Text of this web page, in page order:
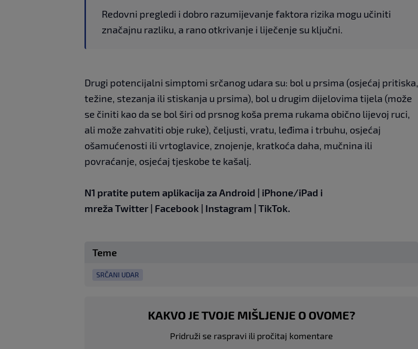
Redovni pregledi i dobro razumijevanje faktora rizika mogu učiniti
značajnu razliku, a rano otkrivanje i liječenje su ključni.
Drugi potencijalni simptomi srčanog udara su: bol u prsima (osjećaj pritiska,
težine, stezanja ili stiskanja u prsima), bol u drugim dijelovima tijela (može
se činiti kao da se bol širi od prsnog koša prema rukama obično lijevoj ruci,
ali može zahvatiti obje ruke), čeljusti, vratu, leđima i trbuhu, osjećaj
ošamućenosti ili vrtoglavice, znojenje, kratkoća daha, mučnina ili
povraćanje, osjećaj tjeskobe te kašalj.
N1 pratite putem aplikacija za Android | iPhone/iPad i
mreža Twitter | Facebook | Instagram | TikTok.
Teme
SRČANI UDAR
KAKVO JE TVOJE MIŠLJENJE O OVOME?
Pridruži se raspravi ili pročitaj komentare